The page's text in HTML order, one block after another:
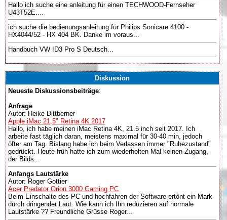
Hallo ich suche eine anleitung für einen TECHWOOD-Fernseher
U43T52E....
ich suche die bedienungsanleitung für Philips Sonicare 4100 -
HX4044/52 - HX 404 BK. Danke im voraus...
Handbuch VW ID3 Pro S Deutsch...
Diskussion
Neueste Diskussionsbeiträge:
Anfrage
Autor: Heike Dittberner
Apple iMac 21,5" Retina 4K 2017
Hallo, ich habe meinen iMac Retina 4K, 21.5 inch seit 2017. Ich
arbeite fast täglich daran, meistens maximal für 30-40 min, jedoch
öfter am Tag. Bislang habe ich beim Verlassen immer "Ruhezustand"
gedrückt. Heute früh hatte ich zum wiederholten Mal keinen Zugang,
der Bilds...
Anfangs Lautstärke
Autor: Roger Gottier
Acer Predator Orion 3000 Gaming PC
Beim Einschalte des PC und hochfahren der Software ertönt ein Mark
durch dringender Laut. Wie kann ich Ihn reduzieren auf normale
Lautstärke ?? Freundliche Grüsse Roger...